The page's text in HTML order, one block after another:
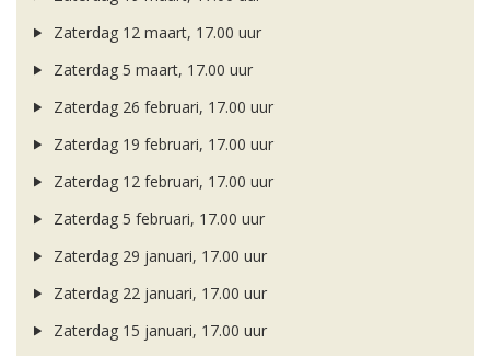
Zaterdag 12 maart, 17.00 uur
Zaterdag 5 maart, 17.00 uur
Zaterdag 26 februari, 17.00 uur
Zaterdag 19 februari, 17.00 uur
Zaterdag 12 februari, 17.00 uur
Zaterdag 5 februari, 17.00 uur
Zaterdag 29 januari, 17.00 uur
Zaterdag 22 januari, 17.00 uur
Zaterdag 15 januari, 17.00 uur